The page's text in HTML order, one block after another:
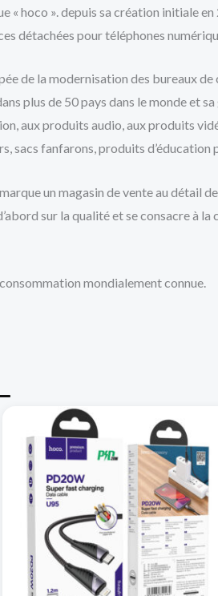
hoco ». depuis sa création initiale en
détachées pour téléphones
de la modernisation des bureaux
plus de 50 pays dans le monde et
aux produits audio, aux produits
sacs fanfarons, produits d’éducation
un magasin de vente au détail
sur la qualité et se consacre à
mondialement connue.